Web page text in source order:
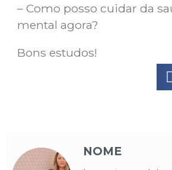
– Como posso cuidar da
mental agora? ⁠
Bons estudos!
NOME